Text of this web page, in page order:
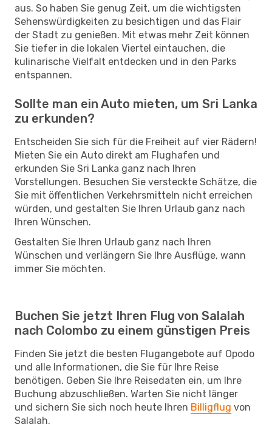
aus. So haben Sie genug Zeit, um die wichtigsten
Sehenswürdigkeiten zu besichtigen und das Flair
der Stadt zu genießen. Mit etwas mehr Zeit können
Sie tiefer in die lokalen Viertel eintauchen, die
kulinarische Vielfalt entdecken und in den Parks
entspannen.
Sollte man ein Auto mieten, um Sri Lanka
zu erkunden?
Entscheiden Sie sich für die Freiheit auf vier Rädern!
Mieten Sie ein Auto direkt am Flughafen und
erkunden Sie Sri Lanka ganz nach Ihren
Vorstellungen. Besuchen Sie versteckte Schätze, die
Sie mit öffentlichen Verkehrsmitteln nicht erreichen
würden, und gestalten Sie Ihren Urlaub ganz nach
Ihren Wünschen.
Gestalten Sie Ihren Urlaub ganz nach Ihren
Wünschen und verlängern Sie Ihre Ausflüge, wann
immer Sie möchten.
Buchen Sie jetzt Ihren Flug von Salalah
nach Colombo zu einem günstigen Preis
Finden Sie jetzt die besten Flugangebote auf Opodo
und alle Informationen, die Sie für Ihre Reise
benötigen. Geben Sie Ihre Reisedaten ein, um Ihre
Buchung abzuschließen. Warten Sie nicht länger
und sichern Sie sich noch heute Ihren Billigflug von
Salalah.